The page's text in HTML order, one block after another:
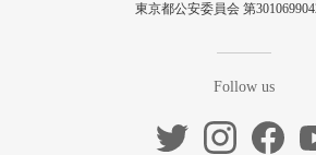
東京都公安委員会 第
Follow us